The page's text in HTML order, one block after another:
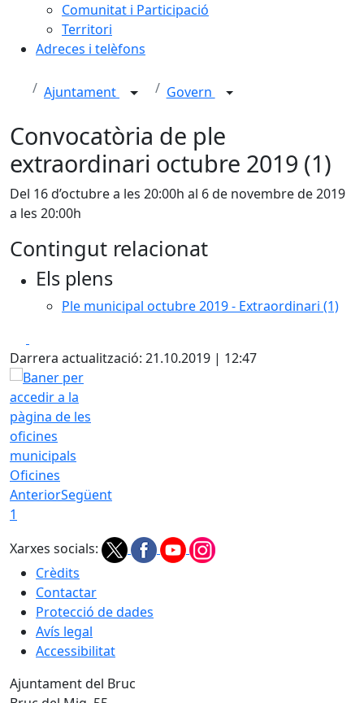
Comunitat i Participació
Territori
Adreces i telèfons
Ajuntament Govern
Convocatòria de ple
extraordinari octubre 2019 (1)
Del 16 d’octubre a les 20:00h al 6 de novembre de 2019
a les 20:00h
Contingut relacionat
Els plens
Ple municipal octubre 2019 - Extraordinari (1)
Darrera actualització: 21.10.2019 | 12:47
Oficines
AnteriorSegüent
1
Xarxes socials:
Crèdits
Contactar
Protecció de dades
Avís legal
Accessibilitat
Ajuntament del Bruc